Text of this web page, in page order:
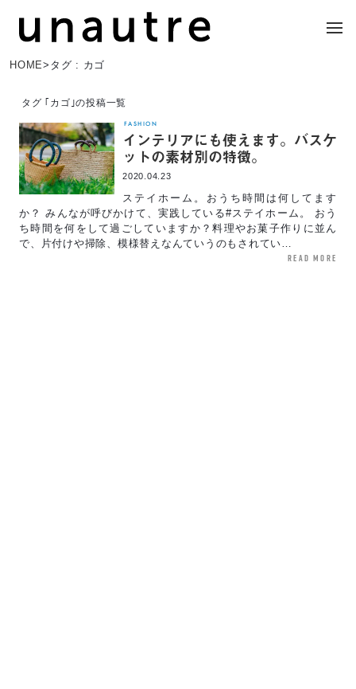
HOME> タグ : カゴ
タグ ｢カゴ｣の投稿一覧
FASHION
インテリアにも使えます。バスケ
ットの素材別の特徴。
2020.04.23
ステイホーム。おうち時間は何してます
か？ みんなが呼びかけて、実践している#ステイホーム。 おう
ち時間を何をして過ごしていますか？料理やお菓子作りに並ん
で、片付けや掃除、模様替えなんていうのもされてい…
read more